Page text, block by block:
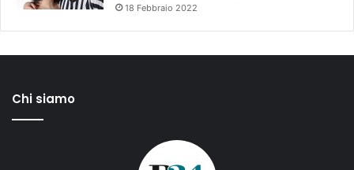
18 Febbraio 2022
Chi siamo